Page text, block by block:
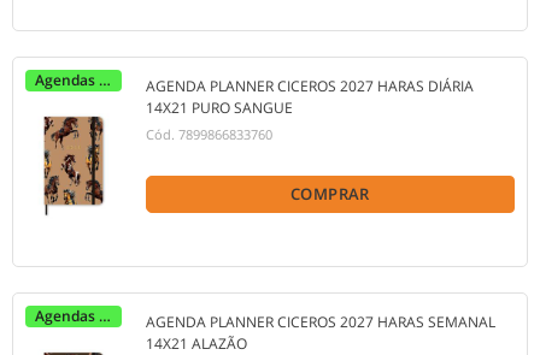
Agendas 2027
AGENDA PLANNER CICEROS 2027 HARAS DIÁRIA
14X21 PURO SANGUE
Cód. 7899866833760
COMPRAR
Agendas 2027
AGENDA PLANNER CICEROS 2027 HARAS SEMANAL
14X21 ALAZÃO